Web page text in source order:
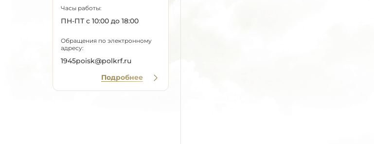
Часы работы:
ПН-ПТ с 10:00 до 18:00
Обращения по электронному
адресу:
1945poisk@polkrf.ru
Подробнее